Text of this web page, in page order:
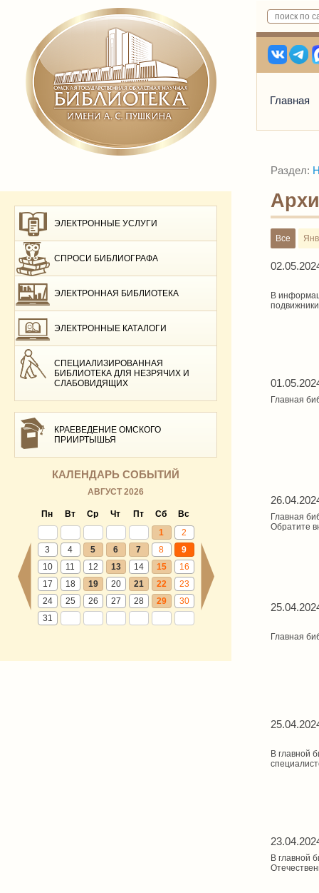
Главная
ЭЛЕКТРОННЫЕ УСЛУГИ
СПРОСИ БИБЛИОГРАФА
ЭЛЕКТРОННАЯ БИБЛИОТЕКА
ЭЛЕКТРОННЫЕ КАТАЛОГИ
СПЕЦИАЛИЗИРОВАННАЯ
БИБЛИОТЕКА ДЛЯ НЕЗРЯЧИХ И
СЛАБОВИДЯЩИХ
КРАЕВЕДЕНИЕ ОМСКОГО
ПРИИРТЫШЬЯ
КАЛЕНДАРЬ СОБЫТИЙ
АВГУСТ 2026
Пн Вт Ср Чт Пт Сб
Вс
1
2
3
4 5 6 7 8
9
10
11 12 13 14 15
16
17
18 19 20 21 22
23
24
25 26 27 28 29
30
31
Раздел:
Все
В
Главная
Главная
Обратите
Главная
В главной
В главной